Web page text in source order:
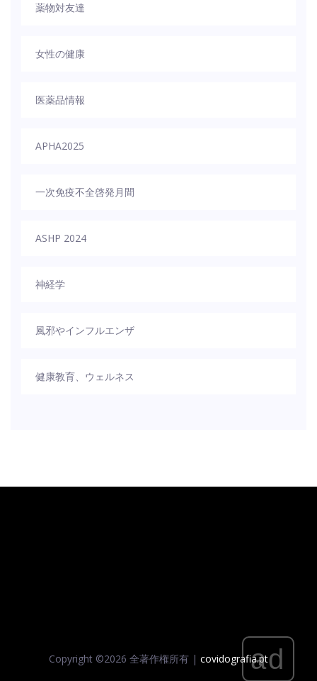
薬物対友達
女性の健康
医薬品情報
APHA2025
一次免疫不全啓発月間
ASHP 2024
神経学
風邪やインフルエンザ
健康教育、ウェルネス
Copyright ©2026 全著作権所有 | covidografia.ptad